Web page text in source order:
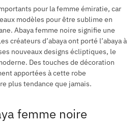
pour la femme émiratie, car
modèles pour être sublime en
Abaya femme noire signifie une
créateurs d’abaya ont porté l’abaya à
nouveaux designs écliptiques, le
Des touches de décoration
apportées à cette robe
plus tendance que jamais.
femme noire